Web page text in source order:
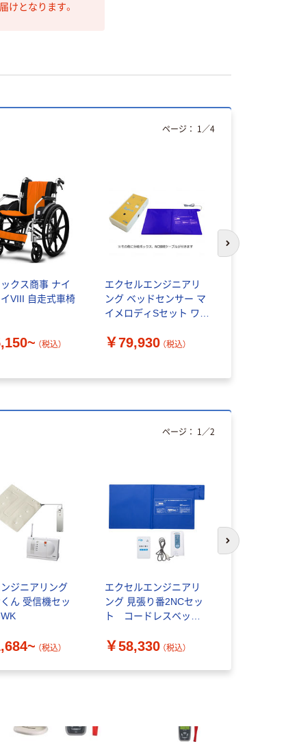
けとなります。
クス商事 ナイ
VIII 自走式車椅
（税込）
エクセルエンジニアリ
ング ベッドセンサー マ
イメロディSセット ワイ
（直送品）
￥79,930 （税込）
ページ： 1 ／4
次のスライド
ジニアリング
ん 受信機セッ
（税込）
エクセルエンジニアリ
ング 見張り番2NCセッ
ト コードレスベッド
58W 1セット（直送品）
￥58,330 （税込）
ページ： 1 ／2
次のスライド